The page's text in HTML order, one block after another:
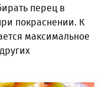
перец в
покраснении. К
максимальное